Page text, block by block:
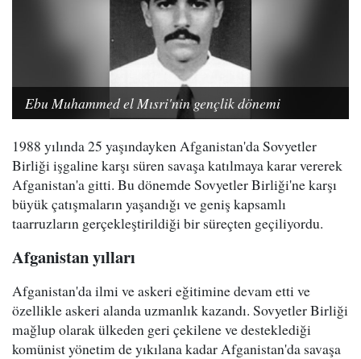
Ebu Muhammed el Mısri'nin gençlik dönemi
1988 yılında 25 yaşındayken Afganistan'da Sovyetler
Birliği işgaline karşı süren savaşa katılmaya karar vererek
Afganistan'a gitti. Bu dönemde Sovyetler Birliği'ne karşı
büyük çatışmaların yaşandığı ve geniş kapsamlı
taarruzların gerçekleştirildiği bir süreçten geçiliyordu.
Afganistan yılları
Afganistan'da ilmi ve askeri eğitimine devam etti ve
özellikle askeri alanda uzmanlık kazandı. Sovyetler Birliği
mağlup olarak ülkeden geri çekilene ve desteklediği
komünist yönetim de yıkılana kadar Afganistan'da savaşa